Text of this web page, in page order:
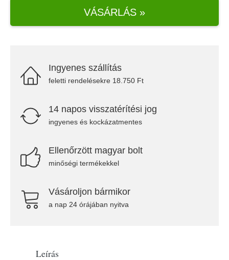
VÁSÁRLÁS »
Ingyenes szállítás
feletti rendelésekre 18.750 Ft
14 napos visszatérítési jog
ingyenes és kockázatmentes
Ellenőrzött magyar bolt
minőségi termékekkel
Vásároljon bármikor
a nap 24 órájában nyitva
Leírás